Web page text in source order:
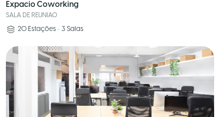
Expacio Coworking
SALA DE REUNIAO
20 Estações • 3 Salas